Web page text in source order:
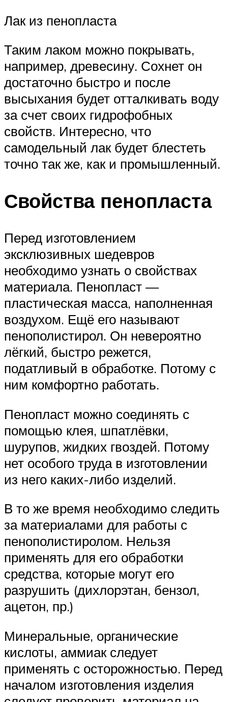
Лак из пенопласта
Таким лаком можно покрывать,
например, древесину. Сохнет он
достаточно быстро и после
высыхания будет отталкивать воду
за счет своих гидрофобных
свойств. Интересно, что
самодельный лак будет блестеть
точно так же, как и промышленный.
Свойства пенопласта
Перед изготовлением
эксклюзивных шедевров
необходимо узнать о свойствах
материала. Пенопласт —
пластическая масса, наполненная
воздухом. Ещё его называют
пенополистирол. Он невероятно
лёгкий, быстро режется,
податливый в обработке. Потому с
ним комфортно работать.
Пенопласт можно соединять с
помощью клея, шпатлёвки,
шурупов, жидких гвоздей. Потому
нет особого труда в изготовлении
из него каких-либо изделий.
В то же время необходимо следить
за материалами для работы с
пенополистиролом. Нельзя
применять для его обработки
средства, которые могут его
разрушить (дихлорэтан, бензол,
ацетон, пр.)
Минеральные, органические
кислоты, аммиак следует
применять с осторожностью. Перед
началом изготовления изделия